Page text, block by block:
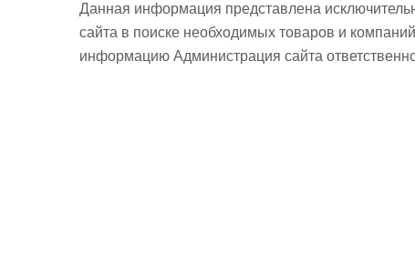
Данная информация представлена
сайта в поиске необходимых товаров и
информацию Администрация сайта